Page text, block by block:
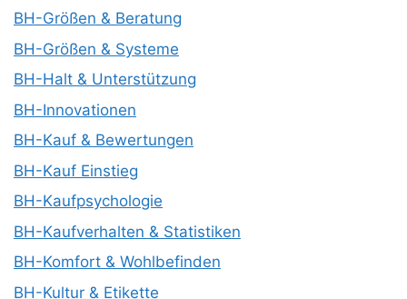
BH-Größen & Beratung
BH-Größen & Systeme
BH-Halt & Unterstützung
BH-Innovationen
BH-Kauf & Bewertungen
BH-Kauf Einstieg
BH-Kaufpsychologie
BH-Kaufverhalten & Statistiken
BH-Komfort & Wohlbefinden
BH-Kultur & Etikette